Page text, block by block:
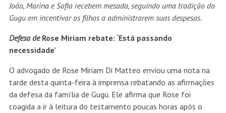
João, Marina e Sofia recebem mesada, seguindo uma tradição do
Gugu em incentivar os filhos a administrarem suas despesas.
Defesa de Rose Miriam rebate: ‘Está passando
necessidade’
O advogado de Rose Miriam Di Matteo enviou uma nota na
tarde desta quinta-feira à imprensa rebatando as afirmações
da defesa da família de Gugu. Ele afirma que Rose foi
coagida a ir à leitura do testamento poucas horas após o